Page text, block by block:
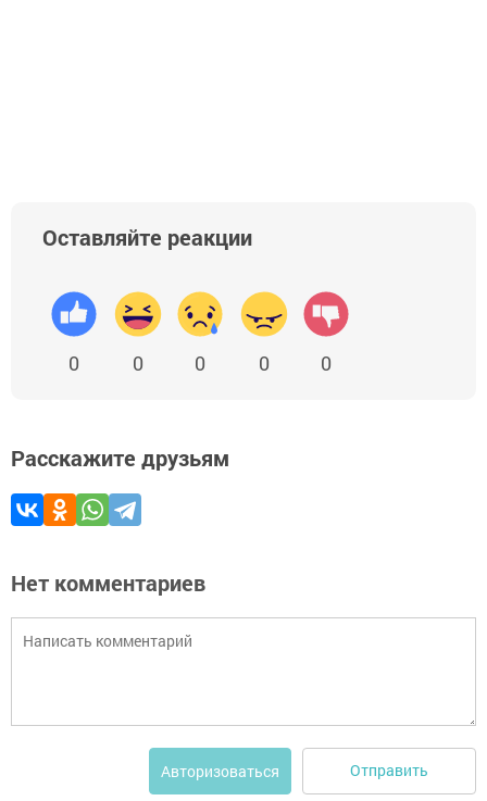
Оставляйте реакции
0 0 0 0 0
Расскажите друзьям
Нет комментариев
Авторизоваться Отправить